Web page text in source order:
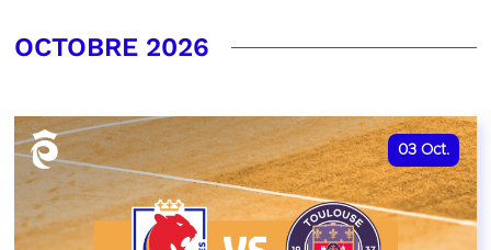
OCTOBRE 2026
03 Oct.